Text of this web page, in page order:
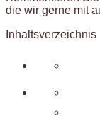
die wir gerne mit
Inhaltsverzeichnis